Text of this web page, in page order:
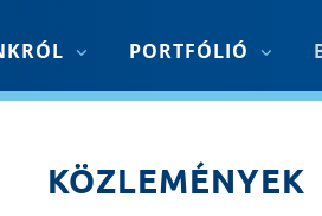
PORTFÓLIÓ
KÖZLEMÉNYEK